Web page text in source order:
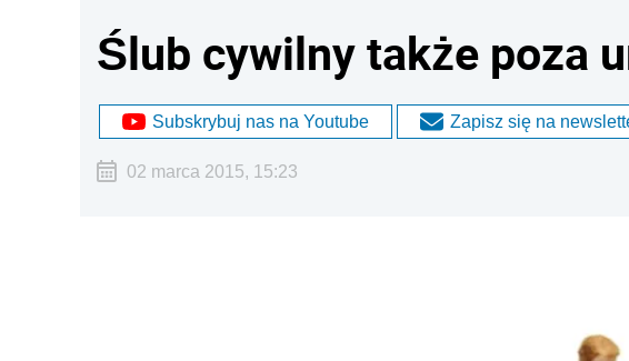
Ślub cywilny także poza
Subskrybuj nas na Youtube Zapisz się na
02 marca 2015, 15:23